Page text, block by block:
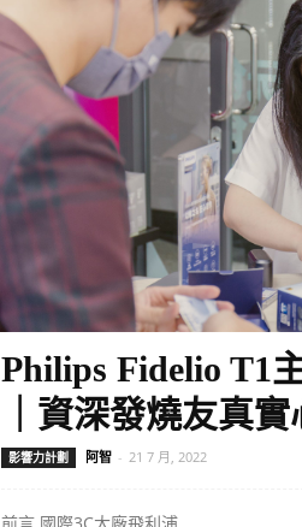
Philips Fidelio T1
｜資深發燒友真
影響力計劃 阿智 - 21 7 月, 2022